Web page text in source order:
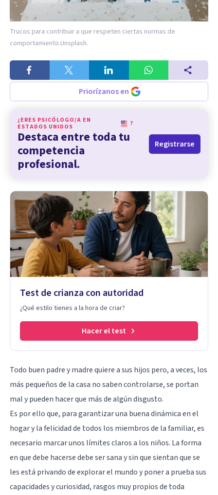
Trucos para contribuir a que respeten ciertas normas de
comportamiento.Unsplash.
Priorízanos en
¿ERES PSICÓLOGO/A EN
ESTADOS UNIDOS
?
Destaca entre toda tu
competencia
profesional.
Registrarse
Test de crianza con autoridad
¿Qué estilo tienes a la hora de criar?
Hacer el test
Todo buen padre y madre quiere a sus hijos pero, a veces, los
más pequeños de la casa no saben controlarse, se portan
mal y pueden hacer que más de algún disgusto.
Es por ello que, para garantizar una buena dinámica en el
hogar y la felicidad de todos los miembros de la familiar, es
necesario marcar unos límites claros a los niños. La forma
en que debe hacerse debe ser sana y sin que sientan que se
les está privando de explorar el mundo y poner a prueba sus
capacidades y curiosidad, rasgos muy propios de toda